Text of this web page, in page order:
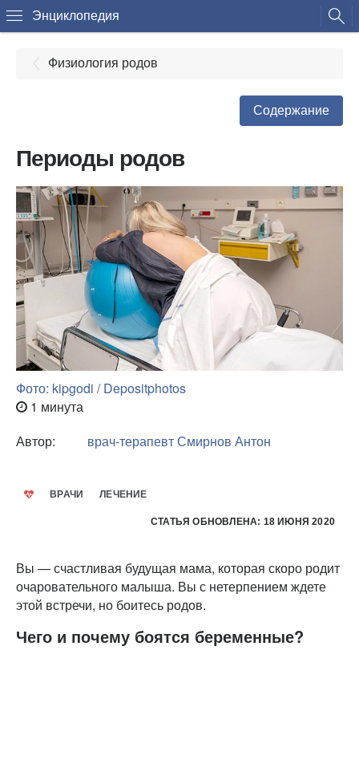
Энциклопедия
Физиология родов
Содержание
Периоды родов
Фото: kipgodi / Depositphotos
1 минута
Автор:
врач-терапевтСмирнов Антон
ВРАЧИ ЛЕЧЕНИЕ
СТАТЬЯ ОБНОВЛЕНА: 18 ИЮНЯ 2020
Вы — счастливая будущая мама, которая скоро родит
очаровательного малыша. Вы с нетерпением ждете
этой встречи, но боитесь родов.
Чего и почему боятся беременные?